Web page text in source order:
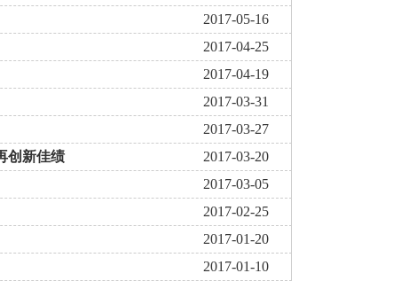
2017-05-16
2017-04-25
2017-04-19
2017-03-31
2017-03-27
创新佳绩
2017-03-20
2017-03-05
2017-02-25
2017-01-20
2017-01-10